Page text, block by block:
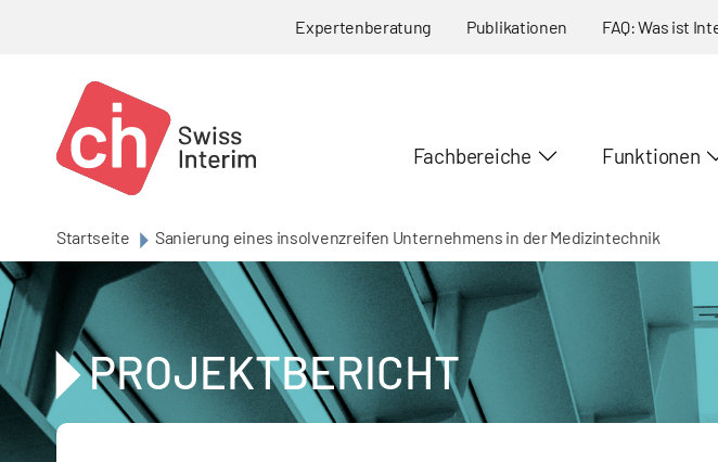
Expertenberatung Publikationen FAQ: Was ist
Fachbereiche Funktionen
Startseite Sanierung eines insolvenzreifen Unternehmens in der Medizintechnik
PROJEKTBERICHT